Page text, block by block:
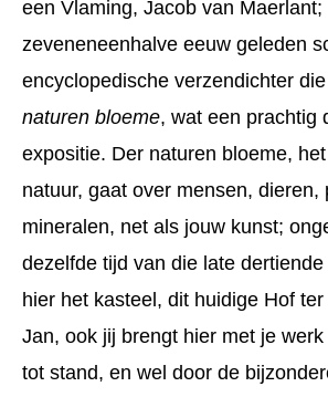
een Vlaming, Jacob van Maerlant;
zeveneneenhalve eeuw geleden
encyclopedische verzendichter
naturen bloeme, wat een prachtig
expositie. Der naturen bloeme,
natuur, gaat over mensen, dieren,
mineralen, net als jouw kunst;
dezelfde tijd van die late
hier het kasteel, dit huidige Hof
Jan, ook jij brengt hier met je
tot stand, en wel door de